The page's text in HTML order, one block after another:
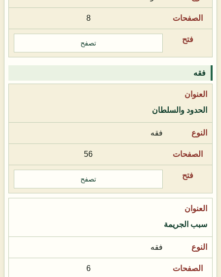
8
تصفح
فقه
الحدود والسلطان
فقه
56
تصفح
سبب الجريمة
فقه
6